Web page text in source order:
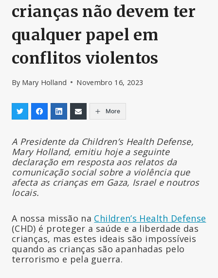
crianças não devem ter
qualquer papel em
conflitos violentos
By Mary Holland Novembro 16, 2023
More
A Presidente da Children’s Health Defense,
Mary Holland, emitiu hoje a seguinte
declaração em resposta aos relatos da
comunicação social sobre a violência que
afecta as crianças em Gaza, Israel e noutros
locais.
A nossa missão na Children’s Health Defense
(CHD) é proteger a saúde e a liberdade das
crianças, mas estes ideais são impossíveis
quando as crianças são apanhadas pelo
terrorismo e pela guerra.